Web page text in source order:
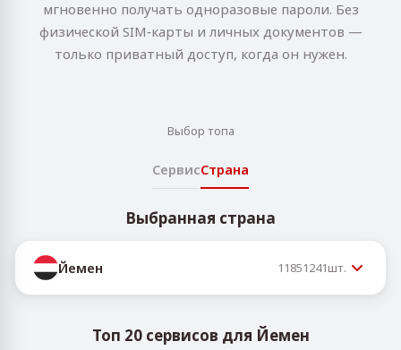
мгновенно получать одноразовые пароли. Без
физической SIM‑карты и личных документов —
только приватный доступ, когда он нужен.
Выбор топа
СервисСтрана
Выбранная страна
Йемен 11851241шт.
Топ 20 сервисов для Йемен